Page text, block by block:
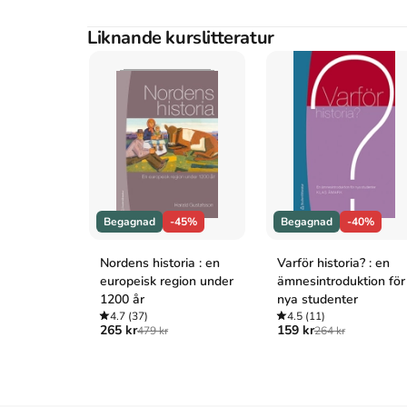
Ekman S, Boberg A, Boberg S, Dahlbäck G, Nilsson T,
teori, metod och källkritik. 1:a uppl. Studentlitteratur AB;
Liknande kurslitteratur
Begagnad -45%
Nordens historia : en
europeisk region under
1200 år
4.7 (37)
265 kr479 kr
Begagnad -40%
Varför historia? : en
ämnesintroduktion för
nya studenter
4.5(11)
159 kr264 kr